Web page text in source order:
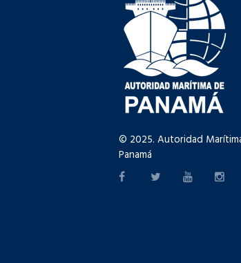
© 2025. Autoridad
Panamá